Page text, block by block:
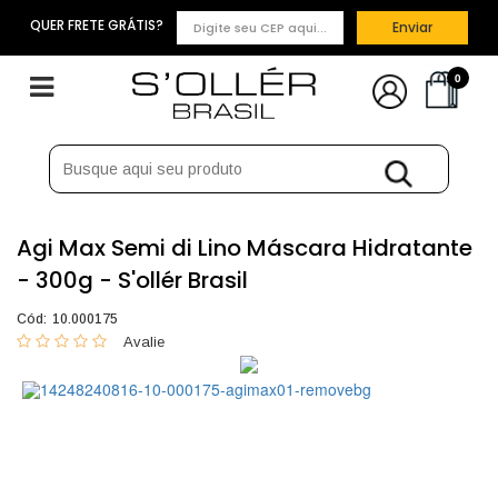
QUER FRETE GRÁTIS? Enviar
0
Agi Max Semi di Lino Máscara Hidratante
- 300g - S'ollér Brasil
Cód: 10.000175